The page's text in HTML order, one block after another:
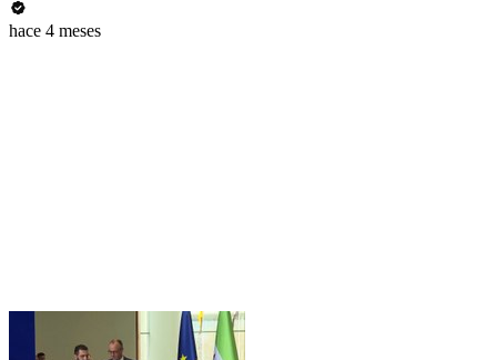
hace 4 meses